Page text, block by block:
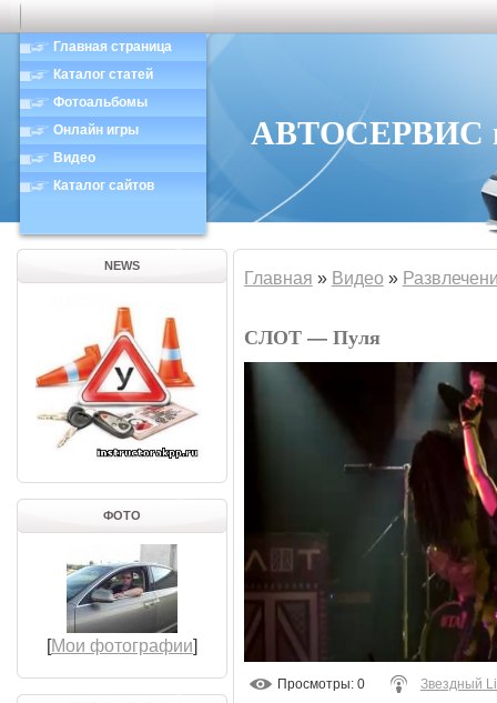
Главная страница
Каталог статей
Фотоальбомы
Онлайн игры
Видео
Каталог сайтов
АВТОСЕРВИС в
NEWS
ФОТО
[Мои фотографии]
Главная » Видео »
СЛОТ — Пуля
Просмотры: 0 Звездный